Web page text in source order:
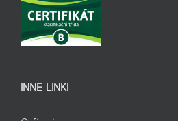
INNE LINKI